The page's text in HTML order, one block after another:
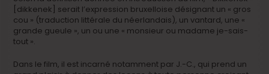
[dikkenek] serait l’expression bruxelloise désignant un « gros
cou » (traduction littérale du néerlandais), un vantard, une «
grande gueule », un ou une « monsieur ou madame je-sais-
tout ».
Dans le film, il est incarné notamment par J.-C., qui prend un